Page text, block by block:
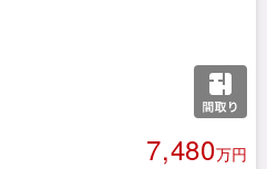
7,480万円